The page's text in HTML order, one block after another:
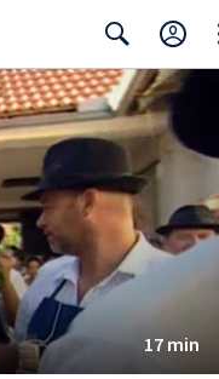
Search
17 min